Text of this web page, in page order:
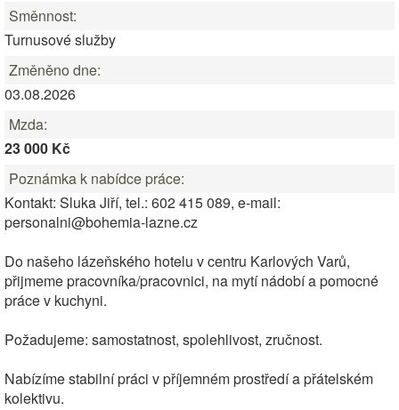
Směnnost:
Turnusové služby
Změněno dne:
03.08.2026
Mzda:
23 000 Kč
Poznámka k nabídce práce:
Kontakt: Sluka Jiří, tel.: 602 415 089, e-mail:
personalni@bohemia-lazne.cz
Do našeho lázeňského hotelu v centru Karlových Varů,
přijmeme pracovníka/pracovnici, na mytí nádobí a pomocné
práce v kuchyni.
Požadujeme: samostatnost, spolehlivost, zručnost.
Nabízíme stabilní práci v příjemném prostředí a přátelském
kolektivu.